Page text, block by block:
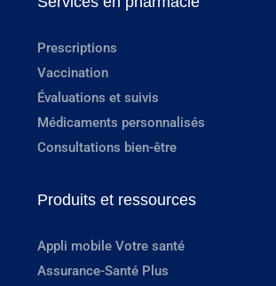
Prescriptions
Vaccination
Évaluations et suivis
Médicaments personnalisés
Consultations bien-être
Produits et ressources
Appli mobile Votre santé
Assurance-Santé Plus